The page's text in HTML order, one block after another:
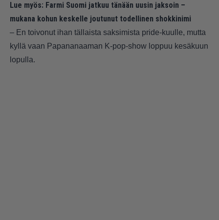
Lue myös: Farmi Suomi jatkuu tänään uusin jaksoin –
mukana kohun keskelle joutunut todellinen shokkinimi
– En toivonut ihan tällaista saksimista pride-kuulle, mutta
kyllä vaan Papananaaman K-pop-show loppuu kesäkuun
lopulla.